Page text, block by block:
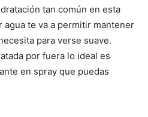
tan común en esta
agua te va a permitir mantener
para verse suave.
por fuera lo ideal es
en spray que puedas